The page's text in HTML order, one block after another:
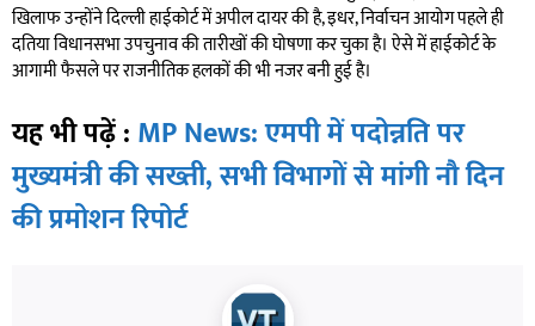
खिलाफ उन्होंने दिल्ली हाईकोर्ट में अपील दायर की है, इधर, निर्वाचन आयोग पहले ही
दतिया विधानसभा उपचुनाव की तारीखों की घोषणा कर चुका है। ऐसे में हाईकोर्ट के
आगामी फैसले पर राजनीतिक हलकों की भी नजर बनी हुई है।
यह भी पढ़ें : MP News: एमपी में पदोन्नति पर
मुख्यमंत्री की सख्ती, सभी विभागों से मांगी नौ दिन
की प्रमोशन रिपोर्ट